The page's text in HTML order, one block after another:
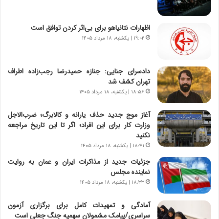
ر
ه
چ
گ
ا
ه
ج
ز
ا
ی
ن
ج
ن
گ
،
ن
اظهارات نتانیاهو برای بی‌اثر کردن توافق است
۱۹:۰۲ | یکشنبه، ۱۸ مرداد ۱۴۰۵
دادسرای جنایی: جنازه حمیدرضا رجب‌زاده اطراف
تهران کشف شد
۱۸:۵۶ | یکشنبه، ۱۸ مرداد ۱۴۰۵
آغاز موج جدید حذف یارانه و کالابرگ؛ ضرب‌الاجل
وزارت کار برای این افراد؛ اگر تا این تاریخ مراجعه
نکنید
۱۸:۴۱ | یکشنبه، ۱۸ مرداد ۱۴۰۵
جزئیات جدید از مذاکرات ایران و عمان به روایت
نماینده مجلس
۱۸:۳۳ | یکشنبه، ۱۸ مرداد ۱۴۰۵
آمادگی و تمهیدات کامل برای برگزاری آزمون
سراسری/پیامک مشمولان سهمیه جنگ جعلی است